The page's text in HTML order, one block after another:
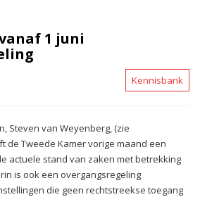
1 juni
Kennisbank
Steven van Weyenberg, (zie
de Tweede Kamer vorige maand een
actuele stand van zaken met betrekking
is ook een overgangsregeling
die geen rechtstreekse toegang